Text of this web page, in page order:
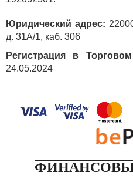
Юридический адрес:
д. 31А/1, каб. 306
Регистрация в
24.05.2024